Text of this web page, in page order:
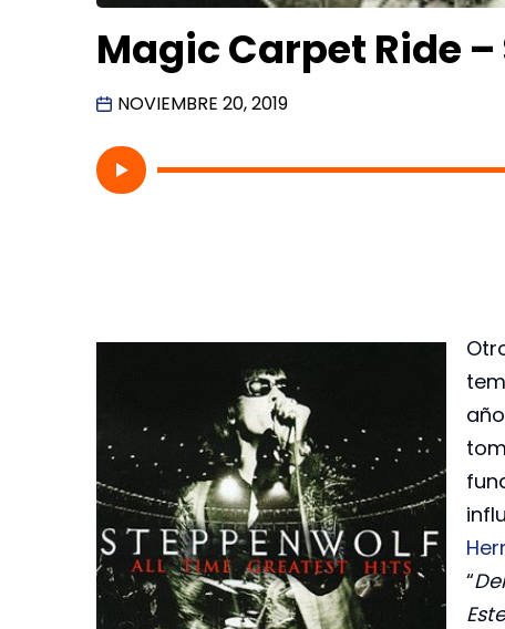
Magic Carpet Ride
NOVIEMBRE 20, 2019
“